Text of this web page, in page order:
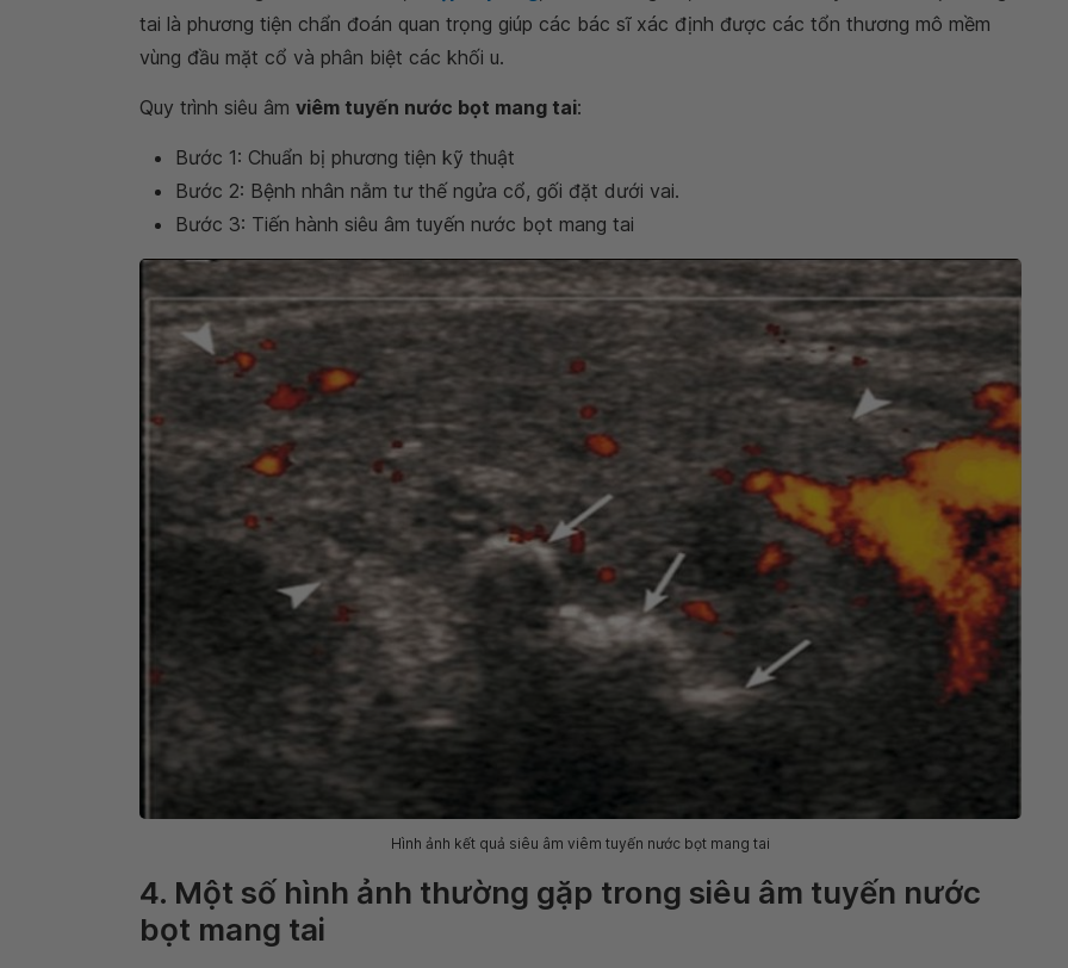
tai là phương tiện chẩn đoán quan trọng giúp các bác sĩ xác định được các tổn thương mô mềm
vùng đầu mặt cổ và phân biệt các khối u.
Quy trình siêu âm viêm tuyến nước bọt mang tai:
Bước 1: Chuẩn bị phương tiện kỹ thuật
Bước 2: Bệnh nhân nằm tư thế ngửa cổ, gối đặt dưới vai.
Bước 3: Tiến hành siêu âm tuyến nước bọt mang tai
Hình ảnh kết quả siêu âm viêm tuyến nước bọt mang tai
4. Một số hình ảnh thường gặp trong siêu âm tuyến nước
bọt mang tai